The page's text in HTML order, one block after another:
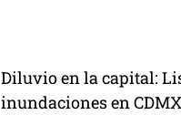
Diluvio en la capital:
inundaciones en